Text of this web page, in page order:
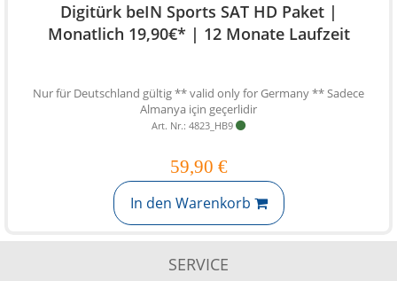
Digitürk beIN Sports SAT HD Paket |
Monatlich 19,90€* | 12 Monate Laufzeit
Nur für Deutschland gültig ** valid only for Germany ** Sadece
Almanya için geçerlidir
Art. Nr.: 4823_HB9
59,90 €
In den Warenkorb
SERVICE